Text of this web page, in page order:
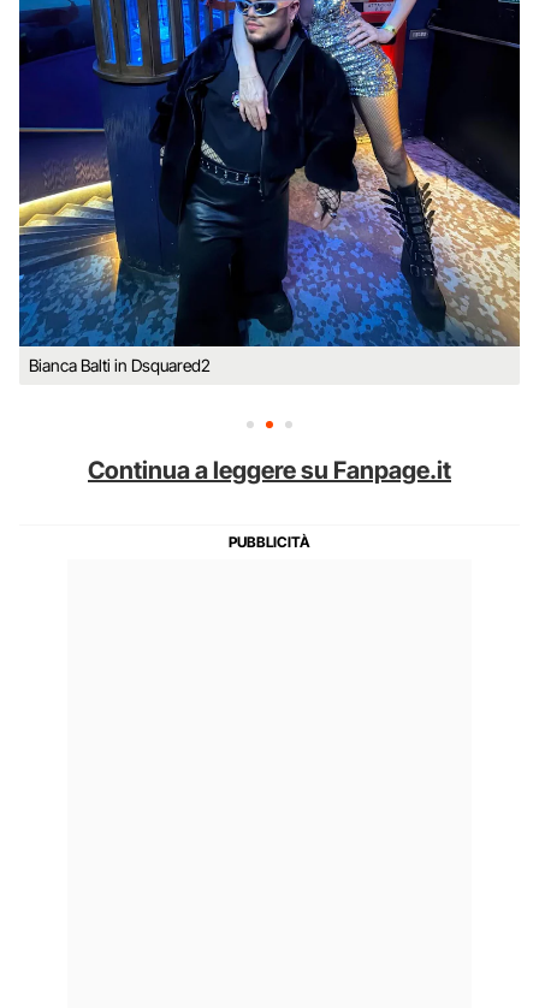
Bianca Balti in Dsquared2
Continua a leggere su Fanpage.it